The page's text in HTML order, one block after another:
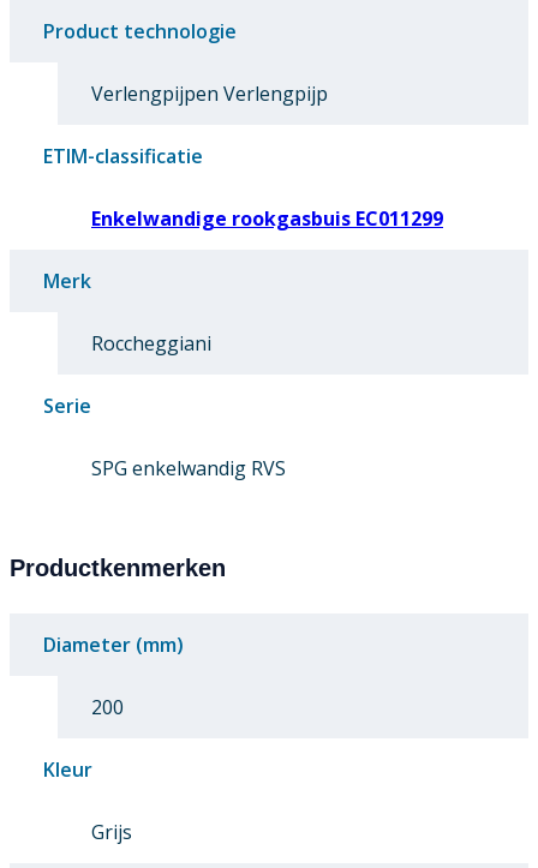
Product technologie
Verlengpijpen Verlengpijp
ETIM-classificatie
Enkelwandige rookgasbuis EC011299
Merk
Roccheggiani
Serie
SPG enkelwandig RVS
Productkenmerken
Diameter (mm)
200
Kleur
Grijs